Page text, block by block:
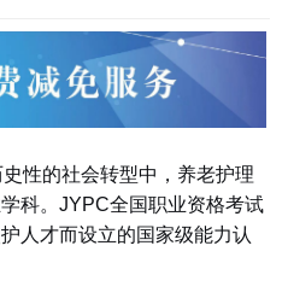
性的社会转型中，养老护理
科。 JYPC全国职业资格考试
人才而设立的国家级能力认